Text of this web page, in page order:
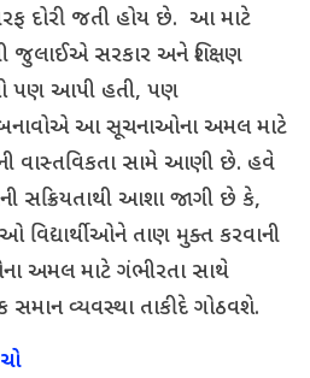
દોરી જતી હોય છે. આ માટે
જુલાઈએ સરકાર અને શિક્ષણ
પણ આપી હતી, પણ
બનાવોએ આ સૂચનાઓના અમલ માટે
વાસ્તવિકતા સામે આણી છે. હવે
સક્રિયતાથી આશા જાગી છે કે,
વિદ્યાર્થીઓને તાણ મુક્ત કરવાની
અમલ માટે ગંભીરતા સાથે
વ્યવસ્થા તાકીદે ગોઠવશે.